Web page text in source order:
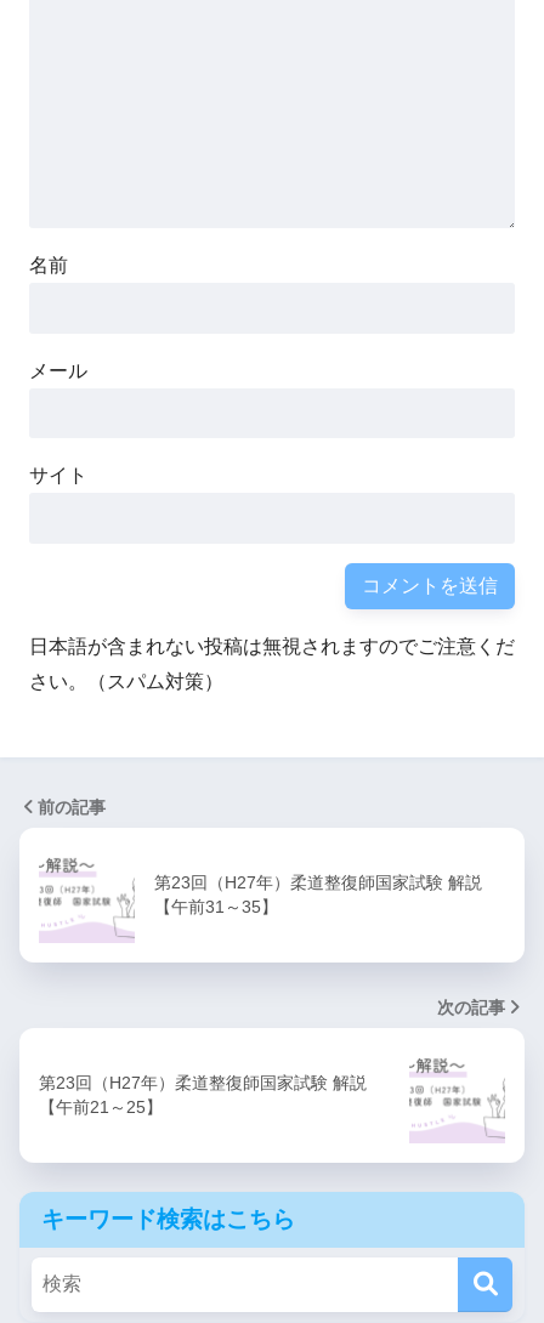
名前
メール
サイト
日本語が含まれない投稿は無視されますのでご注意くだ
さい。（スパム対策）
前の記事
第23回（H27年）柔道整復師国家試験 解説
【午前31～35】
次の記事
第23回（H27年）柔道整復師国家試験 解説
【午前21～25】
キーワード検索はこちら